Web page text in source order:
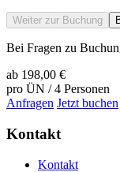
Weiter zur Buchung
Bei Fragen zu
ab 198,00 €
pro ÜN / 4 Personen
Anfragen Jetzt buchen
Kontakt
Kontakt